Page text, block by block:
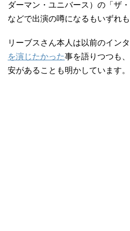
ダーマン・ユニバース）の「ザ
などで出演の噂になるもいずれ
リーブスさん本人は以前のイン
を演じたかった事を語りつつも
安があることも明かしています。